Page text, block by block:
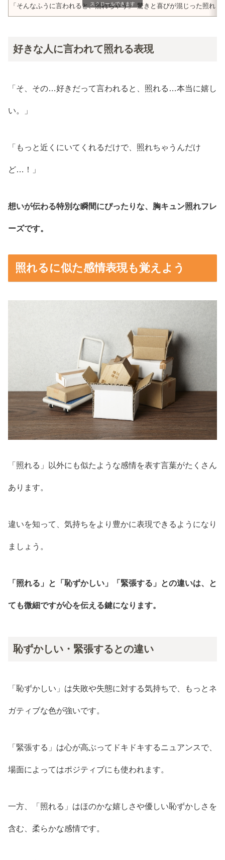
「そんなふうに言われると、照れちゃう」 驚きと喜びが混じった照れ
スクロールできます
好きな人に言われて照れる表現
「そ、その…好きだって言われると、照れる…本当に嬉し
い。」
「もっと近くにいてくれるだけで、照れちゃうんだけ
ど…！」
想いが伝わる特別な瞬間にぴったりな、胸キュン照れフレ
ーズです。
照れるに似た感情表現も覚えよう
「照れる」以外にも似たような感情を表す言葉がたくさん
あります。
違いを知って、気持ちをより豊かに表現できるようになり
ましょう。
「照れる」と「恥ずかしい」「緊張する」との違いは、と
ても微細ですが心を伝える鍵になります。
恥ずかしい・緊張するとの違い
「恥ずかしい」は失敗や失態に対する気持ちで、もっとネ
ガティブな色が強いです。
「緊張する」は心が高ぶってドキドキするニュアンスで、
場面によってはポジティブにも使われます。
一方、「照れる」はほのかな嬉しさや優しい恥ずかしさを
含む、柔らかな感情です。